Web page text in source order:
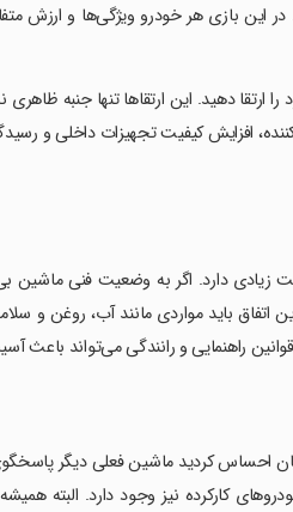
بازی هر خودرو ویژگی‌ها و ارزش
دهید. این ارتقاها تنها جنبه ظاهری
افزایش کیفیت تجهیزات داخلی و
زیادی دارد. اگر به وضعیت فنی
اتفاق باید مواردی مانند آب، روغن و
راهنمایی و رانندگی می‌تواند باعث
احساس کردید ماشین فعلی دیگر
کارکرده نیز وجود دارد. البته